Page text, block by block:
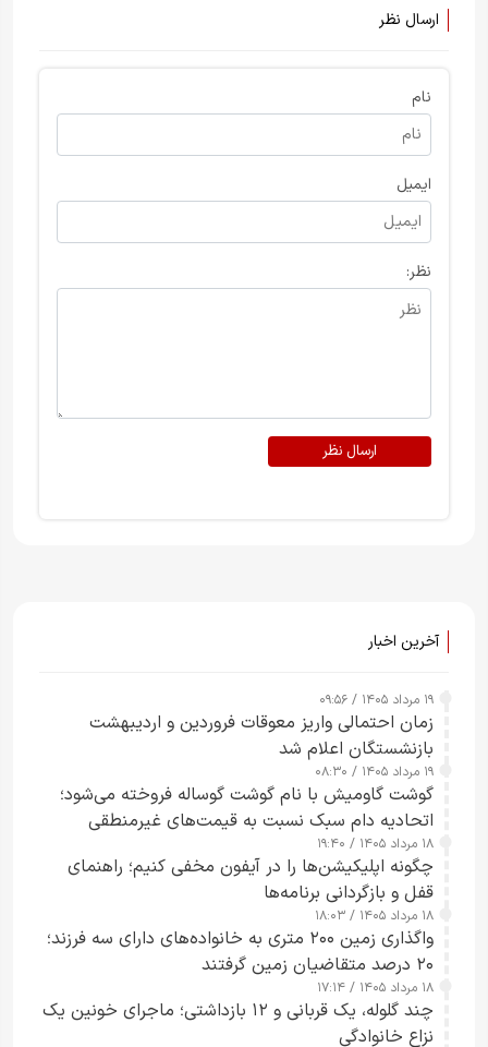
ارسال نظر
نام
ایمیل
نظر:
ارسال نظر
آخرین اخبار
۱۹ مرداد ۱۴۰۵ / ۰۹:۵۶
زمان احتمالی واریز معوقات فروردین و اردیبهشت
بازنشستگان اعلام شد
۱۹ مرداد ۱۴۰۵ / ۰۸:۳۰
گوشت گاومیش با نام گوشت گوساله فروخته می‌شود؛
اتحادیه دام سبک نسبت به قیمت‌های غیرمنطقی
هشدار داد
۱۸ مرداد ۱۴۰۵ / ۱۹:۴۰
چگونه اپلیکیشن‌ها را در آیفون مخفی کنیم؛ راهنمای
قفل و بازگردانی برنامه‌ها
۱۸ مرداد ۱۴۰۵ / ۱۸:۰۳
واگذاری زمین ۲۰۰ متری به خانواده‌های دارای سه فرزند؛
۲۰ درصد متقاضیان زمین گرفتند
۱۸ مرداد ۱۴۰۵ / ۱۷:۱۴
چند گلوله، یک قربانی و ۱۲ بازداشتی؛ ماجرای خونین یک
نزاع خانوادگی